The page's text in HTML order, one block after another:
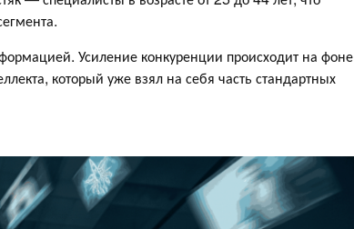
Усиление конкуренции происходит на фоне
который уже взял на себя часть стандартных